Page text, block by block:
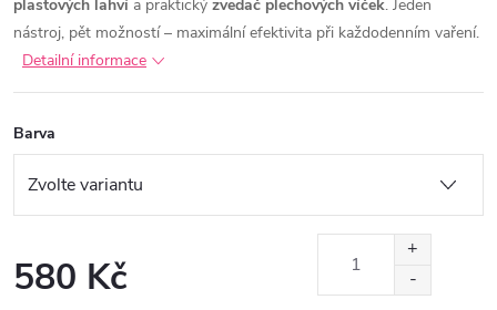
plastových lahví a praktický zvedač plechových víček. Jeden
nástroj, pět možností – maximální efektivita při každodenním vaření.
Detailní informace
Barva
580 Kč